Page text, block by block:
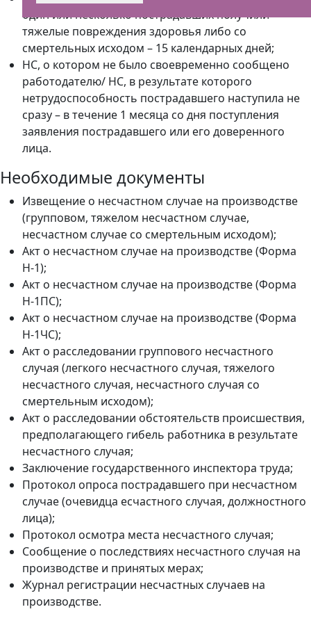
один или несколько пострадавших получили
тяжелые повреждения здоровья либо со
смертельных исходом – 15 календарных дней;
НС, о котором не было своевременно сообщено
работодателю/ НС, в результате которого
нетрудоспособность пострадавшего наступила не
сразу – в течение 1 месяца со дня поступления
заявления пострадавшего или его доверенного
лица.
Необходимые документы
Извещение о несчастном случае на производстве
(групповом, тяжелом несчастном случае,
несчастном случае со смертельным исходом);
Акт о несчастном случае на производстве (Форма
Н-1);
Акт о несчастном случае на производстве (Форма
Н-1ПС);
Акт о несчастном случае на производстве (Форма
Н-1ЧС);
Акт о расследовании группового несчастного
случая (легкого несчастного случая, тяжелого
несчастного случая, несчастного случая со
смертельным исходом);
Акт о расследовании обстоятельств происшествия,
предполагающего гибель работника в результате
несчастного случая;
Заключение государственного инспектора труда;
Протокол опроса пострадавшего при несчастном
случае (очевидца есчастного случая, должностного
лица);
Протокол осмотра места несчастного случая;
Сообщение о последствиях несчастного случая на
производстве и принятых мерах;
Журнал регистрации несчастных случаев на
производстве.